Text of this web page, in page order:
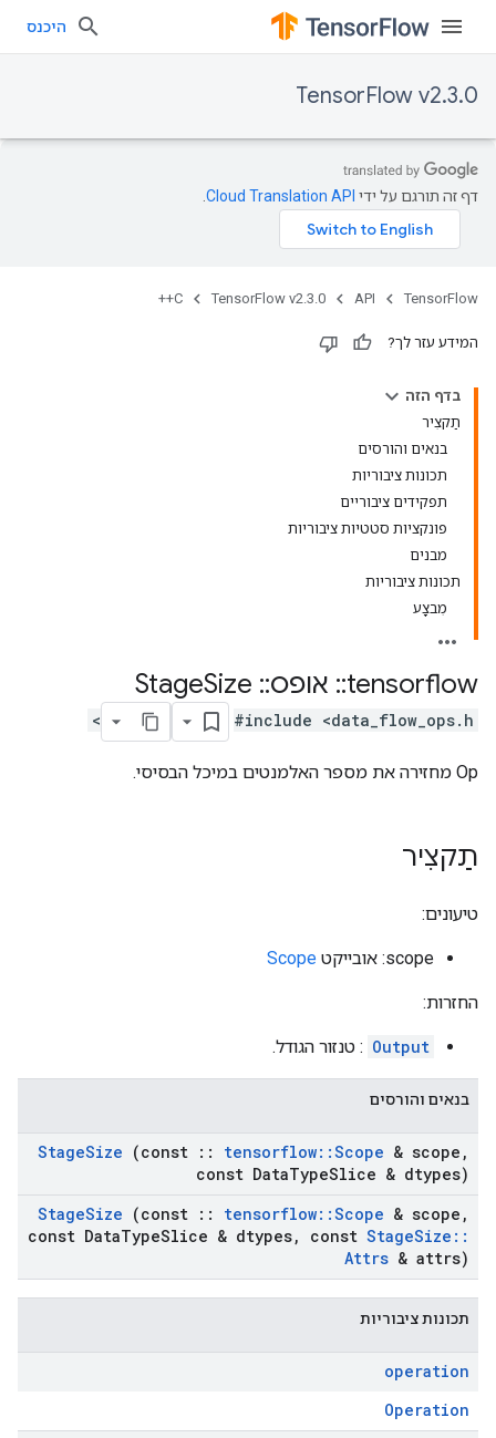
היכנס
TensorFlow v2.3.0
דף זה תורגם על ידי Cloud Translation API
TensorFlow
API
TensorFlow v2.3.0
C++
המידע עזר לך?
בדף הזה
תַקצִיר
בנאים והורסים
תכונות ציבוריות
תפקידים ציבוריים
פונקציות סטטיות ציבוריות
מבנים
תכונות ציבוריות
מִבצָע
tensorflow
:: אופס::
Size
#include <data_flow_ops.h>
Op מחזירה את מספר האלמנטים במיכל הבסיסי.
תַקצִיר
טיעונים:
scope: אובייקט Scope
החזרות:
Output : טנזור הגודל.
בנאים והורסים
StageSize (const :: tensorflow::Scope & scope ,
const DataTypeSlice & dtypes)
StageSize (const :: tensorflow::Scope & scope ,
const DataTypeSlice & dtypes, const StageSize ::
Attrs & attrs)
תכונות ציבוריות
operation
Operation